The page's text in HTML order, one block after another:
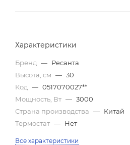
Характеристики
Бренд — Ресанта
Высота, см — 30
Код — 0517070027**
Мощность, Вт — 3000
Страна производства — Китай
Термостат — Нет
Все характеристики